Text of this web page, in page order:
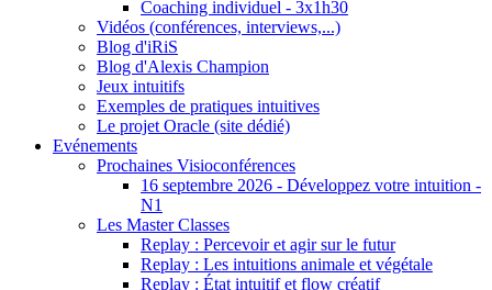
Coaching individuel - 3x1h30
Vidéos (conférences, interviews,...)
Blog d'iRiS
Blog d'Alexis Champion
Jeux intuitifs
Exemples de pratiques intuitives
Le projet Oracle (site dédié)
Evénements
Prochaines Visioconférences
16 septembre 2026 - Développez votre intuition -
N1
Les Master Classes
Replay : Percevoir et agir sur le futur
Replay : Les intuitions animale et végétale
Replay : État intuitif et flow créatif